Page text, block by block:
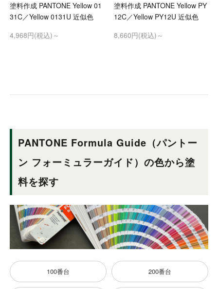
塗料作成 PANTONE Yellow 01
31C／Yellow 0131U 近似色
4,968円(税込)～
塗料作成 PANTONE Yellow PY
12C／Yellow PY12U 近似色
8,660円(税込)～
PANTONE Formula Guide（パントー
ン フォーミュラーガイド）の色から塗
料を探す
100番台 200番台